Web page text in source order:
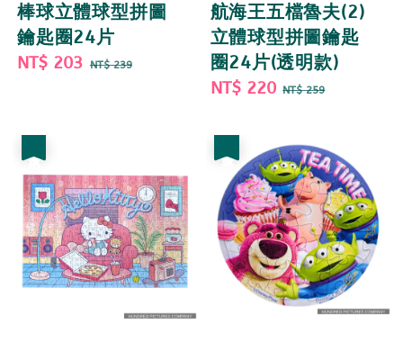
棒球立體球型拼圖
鑰匙圈24片
Sale
NT$ 203 Regular
NT$ 239
航海王五檔魯夫(2)
立體球型拼圖鑰匙
圈24片(透明款)
Sale
NT$ 220 Regular
NT$ 259